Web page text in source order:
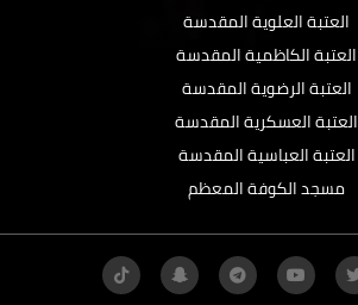
العتبة العلوية المقدسة
العتبة الكاظمية المقدسة
العتبة الرضوية المقدسة
العتبة العسكرية المقدسة
العتبة العباسية المقدسة
مسجد الكوفة المعظم